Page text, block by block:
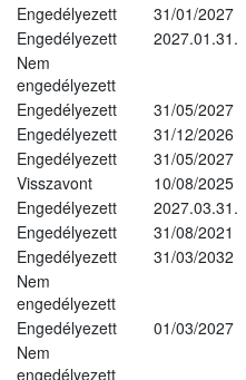
Engedélyezett
31/01/2027
Engedélyezett
2027.01.31.
Nem
engedélyezett
Engedélyezett
31/05/2027
Engedélyezett
31/12/2026
Engedélyezett
31/05/2027
Visszavont
10/08/2025
Engedélyezett
2027.03.31.
Engedélyezett
31/08/2021
Engedélyezett
31/03/2032
Nem
engedélyezett
Engedélyezett
01/03/2027
Nem
engedélyezett